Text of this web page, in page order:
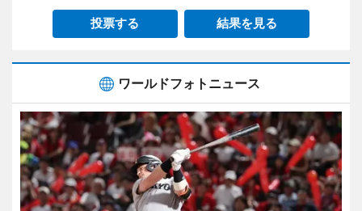
投票する 結果を見る
ワールドフォトニュース